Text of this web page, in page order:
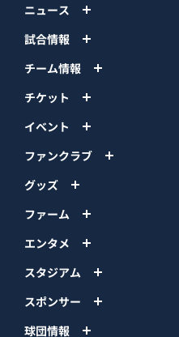
ニュース
試合情報
チーム情報
チケット
イベント
ファンクラブ
グッズ
ファーム
エンタメ
スタジアム
スポンサー
球団情報